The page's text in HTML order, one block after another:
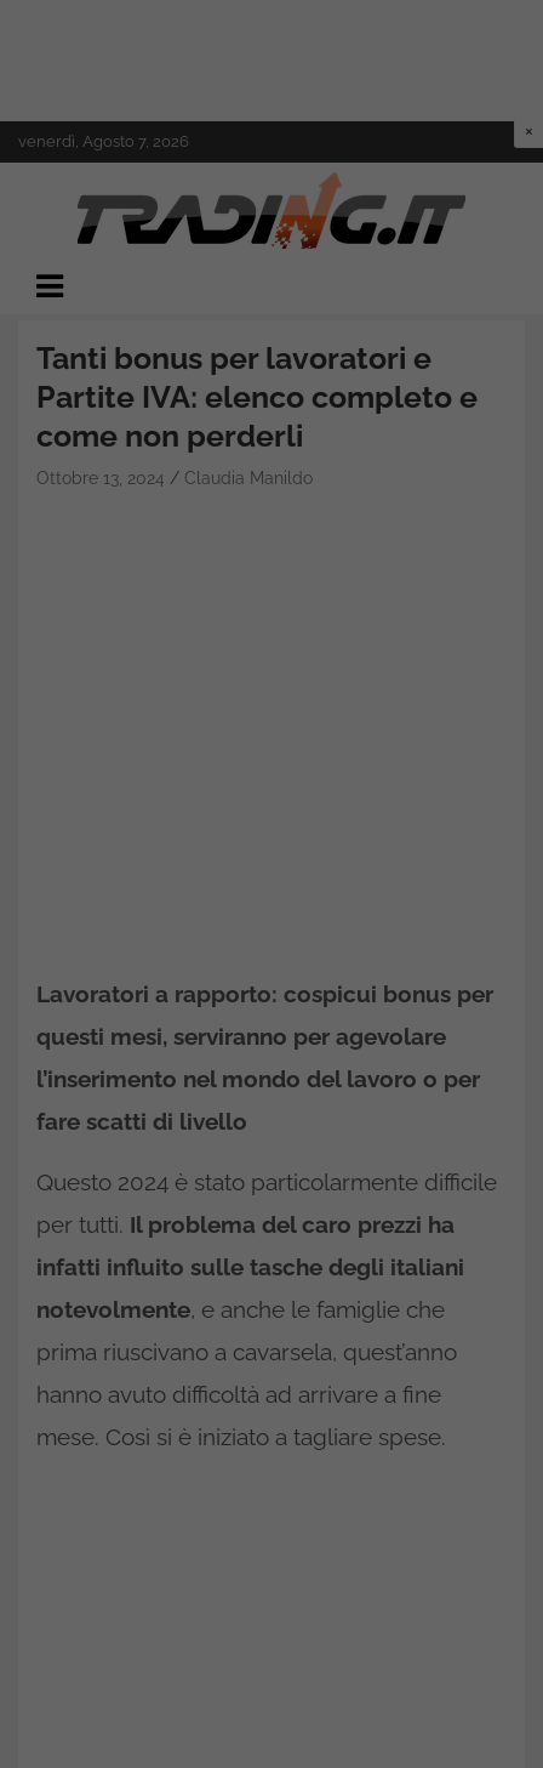
to
venerdì, Agosto 7, 2026
Trading.it
Tanti bonus per lavoratori e
Partite IVA: elenco completo e
come non perderli
Ottobre 13, 2024 Claudia Manildo
Lavoratori a rapporto: cospicui bonus per
questi mesi, serviranno per agevolare
l’inserimento nel mondo del lavoro o per
fare scatti di livello
Questo 2024 è stato particolarmente difficile
per tutti. Il problema del caro prezzi ha
infatti influito sulle tasche degli italiani
notevolmente, e anche le famiglie che
prima riuscivano a cavarsela, quest’anno
hanno avuto difficoltà ad arrivare a fine
mese. Così si è iniziato a tagliare spese.